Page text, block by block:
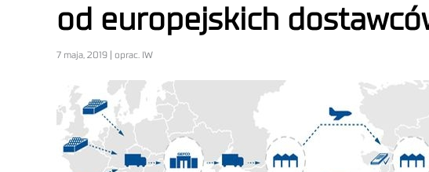
od europejskich
7 maja, 2019 | oprac. IW